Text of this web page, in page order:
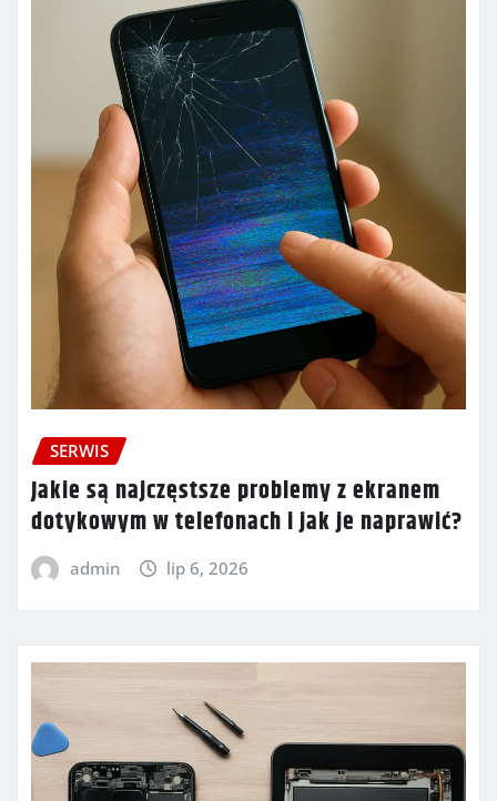
SERWIS
Jakie są najczęstsze problemy z ekranem
dotykowym w telefonach i jak je naprawić?
admin lip 6, 2026